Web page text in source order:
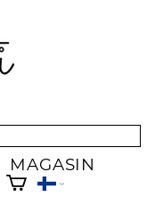
MAGASIN